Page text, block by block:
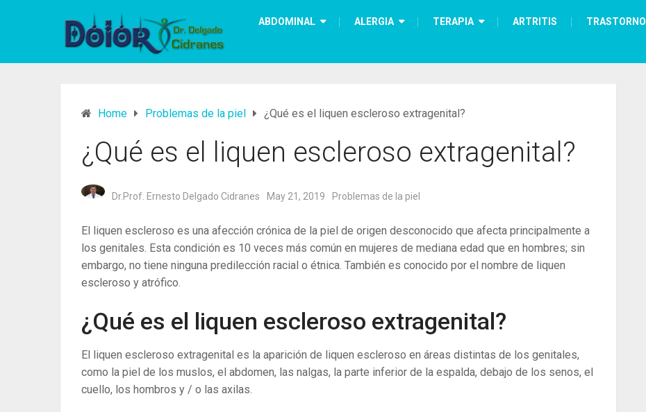
ABDOMINAL ALERGIA TERAPIA ARTRITIS TRASTORNO
Home Problemas de la piel ¿Qué es el liquen escleroso extragenital?
¿Qué es el liquen escleroso extragenital?
Dr.Prof. Ernesto Delgado Cidranes May 21, 2019 Problemas de la piel
El liquen escleroso es una afección crónica de la piel de origen desconocido que afecta principalmente a
los genitales. Esta condición es 10 veces más común en mujeres de mediana edad que en hombres; sin
embargo, no tiene ninguna predilección racial o étnica. También es conocido por el nombre de liquen
escleroso y atrófico.
¿Qué es el liquen escleroso extragenital?
El liquen escleroso extragenital es la aparición de liquen escleroso en áreas distintas de los genitales,
como la piel de los muslos, el abdomen, las nalgas, la parte inferior de la espalda, debajo de los senos, el
cuello, los hombros y / o las axilas.